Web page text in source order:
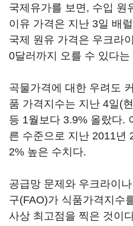
국제유가를 보면, 수입 원
이유 가격은 지난 3일 배
국제 원유 가격은 우크라
0달러까지 오를 수 있다
곡물가격에 대한 우려도
품 가격지수는 지난 4일(
등 1월보다 3.9% 올랐다.
른 수준으로 지난 2011년
2% 높은 수치다.
공급망 문제와 우크라이
구(FAO)가 식품가격지수
사상 최고점을 찍은 것이